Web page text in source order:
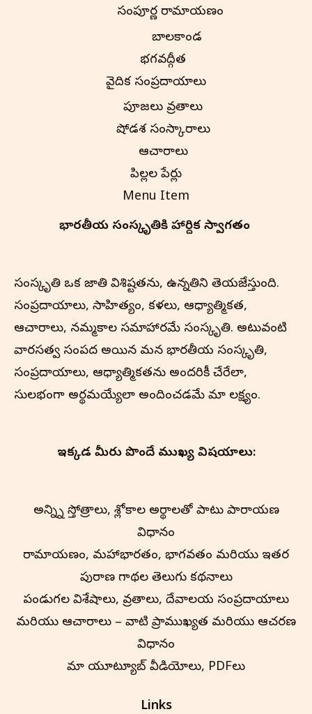
సంపూర్ణ రామాయణం
బాలకాండ
భగవద్గీత
వైదిక సంప్రదాయాలు
పూజలు వ్రతాలు
షోడశ సంస్కారాలు
ఆచారాలు
పిల్లల పేర్లు
Menu Item
భారతీయ సంస్కృతి‌కి హార్దిక స్వాగతం
సంస్కృతి ఒక జాతి విశిష్టతను, ఉన్నతిని తెలియజేస్తుంది.
సంప్రదాయాలు, సాహిత్యం, కళలు, ఆధ్యాత్మికత,
ఆచారాలు, నమ్మకాల సమాహారమే సంస్కృతి. అటువంటి
వారసత్వ సంపద అయిన మన భారతీయ సంస్కృతి,
సంప్రదాయాలు, ఆధ్యాత్మికతను అందరికీ చేరేలా,
సులభంగా అర్థమయ్యేలా అందించడమే మా లక్ష్యం.
ఇక్కడ మీరు పొందే ముఖ్య విషయాలు:
అన్న్ని స్తోత్రాలు, శ్లోకాల అర్థాలతో పాటు పారాయణ
విధానం
రామాయణం, మహాభారతం, భాగవతం మరియు ఇతర
పురాణ గాథల తెలుగు కథనాలు
పండుగల విశేషాలు, వ్రతాలు, దేవాలయ సంప్రదాయాలు
మరియు ఆచారాలు – వాటి ప్రాముఖ్యత మరియు ఆచరణ
విధానం
మా యూట్యూబ్ వీడియోలు, PDFలు
Links